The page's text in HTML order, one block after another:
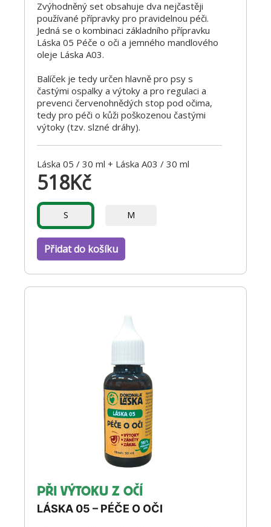
Zvýhodněný set obsahuje dva nejčastěji
používané přípravky pro pravidelnou péči.
Jedná se o kombinaci základního přípravku
Láska 05 Péče o oči a jemného mandlového
oleje Láska A03.
Balíček je tedy určen hlavně pro psy s
častými ospalky a výtoky a pro regulaci a
prevenci červenohnědých stop pod očima,
tedy pro péči o kůži poškozenou častými
výtoky (tzv. slzné dráhy).
Láska 05 / 30 ml + Láska A03 / 30 ml
518Kč
S M
Přidat do košíku
PŘI VÝTOKU Z OČÍ
LÁSKA 05 – PÉČE O OČI